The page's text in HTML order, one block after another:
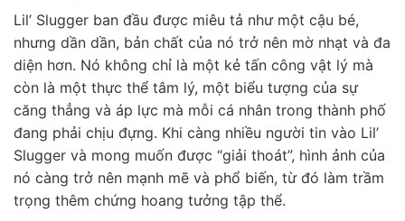
Lil’ Slugger ban đầu được miêu tả như một cậu bé,
nhưng dần dần, bản chất của nó trở nên mờ nhạt và đa
diện hơn. Nó không chỉ là một kẻ tấn công vật lý mà
còn là một thực thể tâm lý, một biểu tượng của sự
căng thẳng và áp lực mà mỗi cá nhân trong thành phố
đang phải chịu đựng. Khi càng nhiều người tin vào Lil’
Slugger và mong muốn được “giải thoát”, hình ảnh của
nó càng trở nên mạnh mẽ và phổ biến, từ đó làm trầm
trọng thêm chứng hoang tưởng tập thể.